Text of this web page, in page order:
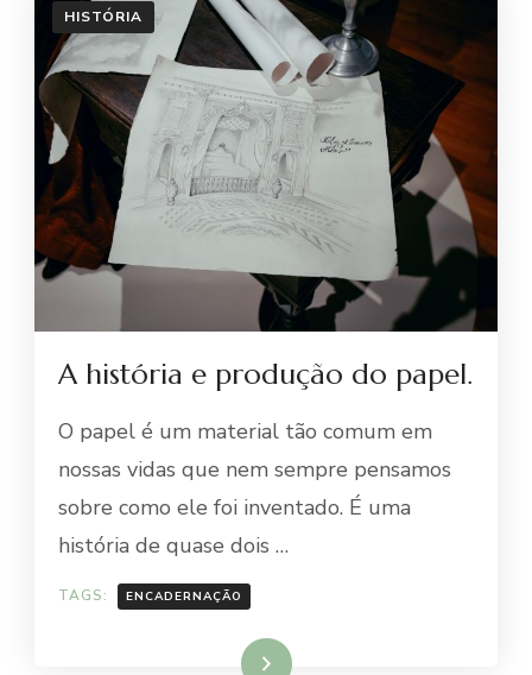
HISTÓRIA
A história e produção do papel.
O papel é um material tão comum em
nossas vidas que nem sempre pensamos
sobre como ele foi inventado. É uma
história de quase dois …
TAGS: ENCADERNAÇÃO
Ler mais